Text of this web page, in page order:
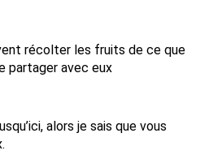
récolter les fruits de ce que
partager avec eux
alors je sais que vous